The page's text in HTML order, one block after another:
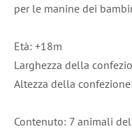
per le manine dei
Età: +18m
Larghezza della
Altezza della
Contenuto: 7 animali